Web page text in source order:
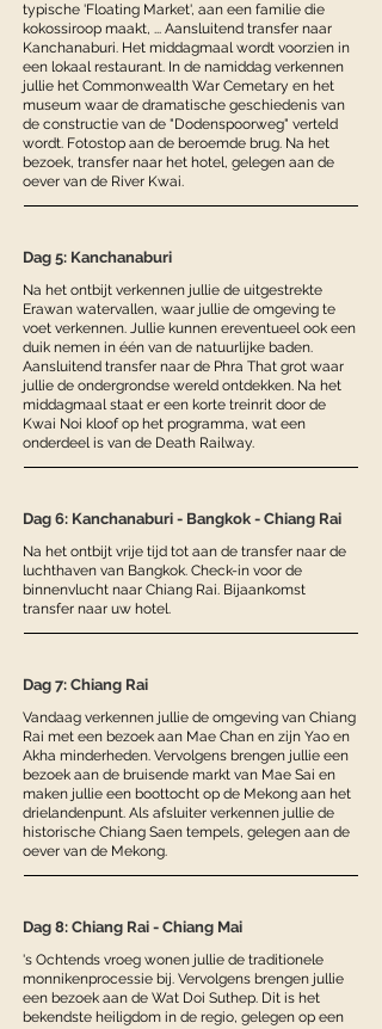
typische 'Floating Market', aan een familie die
kokossiroop maakt, ... Aansluitend transfer naar
Kanchanaburi. Het middagmaal wordt voorzien in
een lokaal restaurant. In de namiddag verkennen
jullie het Commonwealth War Cemetary en het
museum waar de dramatische geschiedenis van
de constructie van de "Dodenspoorweg" verteld
wordt. Fotostop aan de beroemde brug. Na het
bezoek, transfer naar het hotel, gelegen aan de
oever van de River Kwai.
Dag 5: Kanchanaburi
Na het ontbijt verkennen jullie de uitgestrekte
Erawan watervallen, waar jullie de omgeving te
voet verkennen. Jullie kunnen ereventueel ook een
duik nemen in één van de natuurlijke baden.
Aansluitend transfer naar de Phra That grot waar
jullie de ondergrondse wereld ontdekken. Na het
middagmaal staat er een korte treinrit door de
Kwai Noi kloof op het programma, wat een
onderdeel is van de Death Railway.
Dag 6: Kanchanaburi - Bangkok - Chiang Rai
Na het ontbijt vrije tijd tot aan de transfer naar de
luchthaven van Bangkok. Check-in voor de
binnenvlucht naar Chiang Rai. Bijaankomst
transfer naar uw hotel.
Dag 7: Chiang Rai
Vandaag verkennen jullie de omgeving van Chiang
Rai met een bezoek aan Mae Chan en zijn Yao en
Akha minderheden. Vervolgens brengen jullie een
bezoek aan de bruisende markt van Mae Sai en
maken jullie een boottocht op de Mekong aan het
drielandenpunt. Als afsluiter verkennen jullie de
historische Chiang Saen tempels, gelegen aan de
oever van de Mekong.
Dag 8: Chiang Rai - Chiang Mai
's Ochtends vroeg wonen jullie de traditionele
monnikenprocessie bij. Vervolgens brengen jullie
een bezoek aan de Wat Doi Suthep. Dit is het
bekendste heiligdom in de regio, gelegen op een